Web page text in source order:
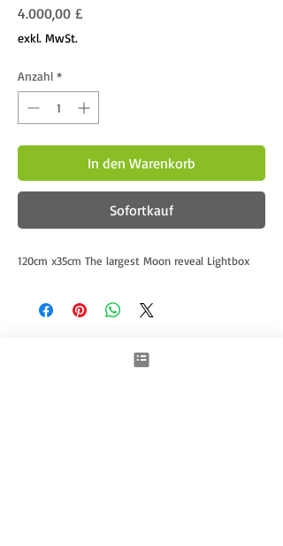
4.000,00 £Preis
exkl. MwSt.
Anzahl *
In den Warenkorb
Sofortkauf
120cm x35cm The largest Moon reveal Lightbox